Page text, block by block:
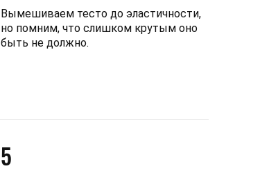
Вымешиваем тесто до эластичности,
но помним, что слишком крутым оно
быть не должно.
5